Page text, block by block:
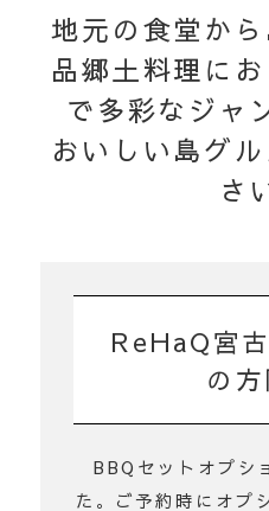
地元の食堂か
品郷土料理に
で多彩なジャ
おいしい島グ
さ
ReHaQ宮
の
BBQセットオプシ
た。ご予約時にオプ